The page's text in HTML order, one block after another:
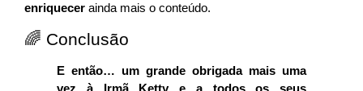
enriquecer ainda mais o conteúdo.
🌈 Conclusão
E então… um grande obrigada mais uma
vez à Irmã Ketty e a todos os seus